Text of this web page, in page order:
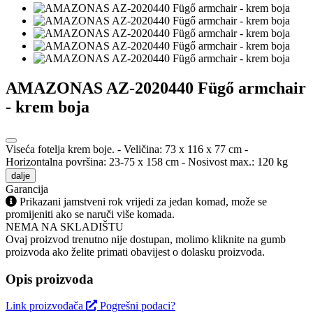
AMAZONAS AZ-2020440 Fügő armchair
- krem boja
Viseća fotelja krem ​​boje. - Veličina: 73 x 116 x 77 cm -
Horizontalna površina: 23-75 x 158 cm - Nosivost max.: 120 kg
dalje
Garancija
Prikazani jamstveni rok vrijedi za jedan komad, može se
promijeniti ako se naruči više komada.
NEMA NA SKLADIŠTU
Ovaj proizvod trenutno nije dostupan, molimo kliknite na gumb
proizvoda ako želite primati obavijest o dolasku proizvoda.
Opis proizvoda
Link proizvođača Pogrešni podaci?